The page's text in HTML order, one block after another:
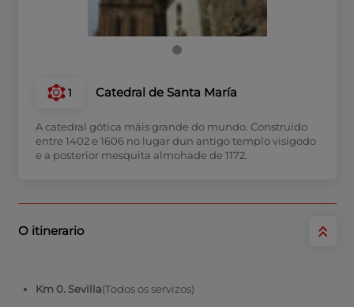
1 Catedral de Santa María
A catedral gótica máis grande do mundo. Construído
entre 1402 e 1606 no lugar dun antigo templo visigodo
e a posterior mesquita almohade de 1172.
O itinerario
Km 0. Sevilla(Todos os servizos)